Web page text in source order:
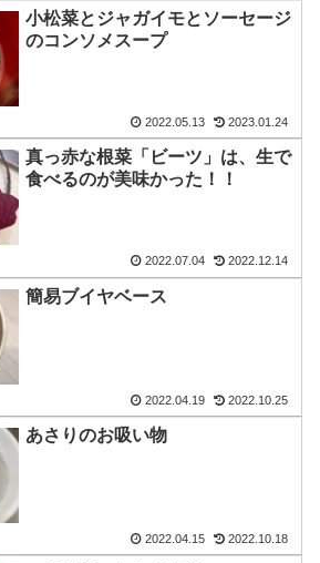
小松菜とジャガイモとソーセージ
のコンソメスープ
2022.05.13 2023.01.24
真っ赤な根菜「ビーツ」は、生で
食べるのが美味かった！！
2022.07.04 2022.12.14
簡易ブイヤベース
2022.04.19 2022.10.25
あさりのお吸い物
2022.04.15 2022.10.18